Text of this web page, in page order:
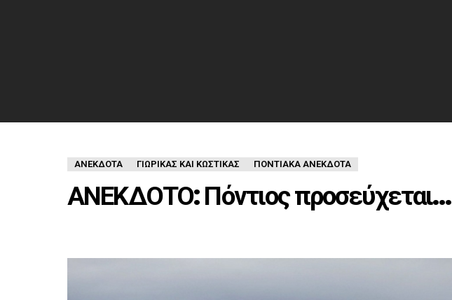
ΑΝΈΚΔΟΤΑ ΓΙΩΡΙΚΑΣ ΚΑΙ ΚΩΣΤΙΚΑΣ ΠΟΝΤΙΑΚΑ ΑΝΕΚΔΟΤΑ
ΑΝΕΚΔΟΤΟ: Πόντιος προσεύχεται…